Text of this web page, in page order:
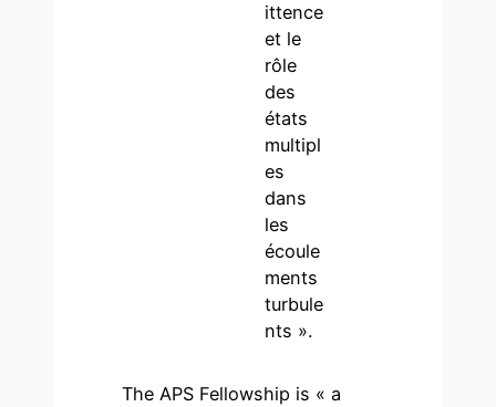
ittence
et le
rôle
des
états
multipl
es
dans
les
écoule
ments
turbule
nts ».
The APS Fellowship is « a